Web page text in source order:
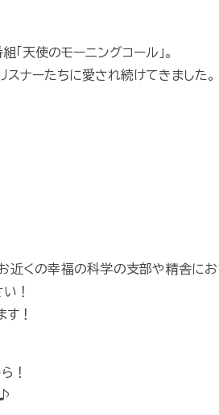
天使のモーニングコール」。
ナーたちに愛され続けてきました。
近くの幸福の科学の支部や精舎に
！
！
！
♪